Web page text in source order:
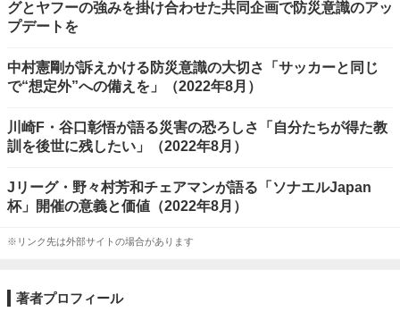
グとヤフーの強みを掛け合わせた共同企画で防災意識のアッ
プデートを
中村憲剛が訴えかける防災意識の大切さ「サッカーと同じ
で“想定外”への備えを」（2022年8月）
川崎F・谷口彰悟が語る災害の恐ろしさ「自分たちが得た教
訓を後世に残したい」（2022年8月）
Jリーグ・野々村芳和チェアマンが語る「ソナエルJapan
杯」開催の意義と価値（2022年8月）
※リンク先は外部サイトの場合があります
著者プロフィール